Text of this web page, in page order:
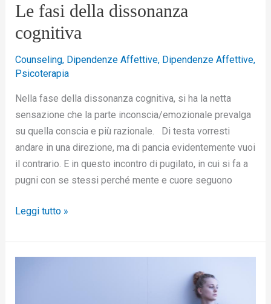
Le fasi della dissonanza
cognitiva
Counseling, Dipendenze Affettive, Dipendenze Affettive,
Psicoterapia
Nella fase della dissonanza cognitiva, si ha la netta
sensazione che la parte inconscia/emozionale prevalga
su quella conscia e più razionale. Di testa vorresti
andare in una direzione, ma di pancia evidentemente vuoi
il contrario. E in questo incontro di pugilato, in cui si fa a
pugni con se stessi perché mente e cuore seguono
Leggi tutto »